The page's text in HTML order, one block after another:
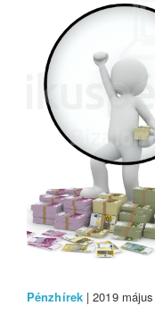
Pénzhírek| 2019